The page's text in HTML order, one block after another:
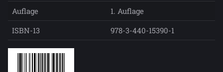
Auflage
1. Auflage
ISBN-13
978-3-440-15390-1